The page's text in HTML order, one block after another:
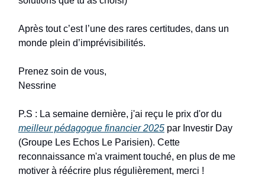
Après tout c’est l’une des rares certitudes, dans un
monde plein d’imprévisibilités.
Prenez soin de vous,
Nessrine
P.S : La semaine dernière, j'ai reçu le prix d'or du
meilleur pédagogue financier 2025 par Investir Day
(Groupe Les Echos Le Parisien). Cette
reconnaissance m'a vraiment touché, en plus de me
motiver à réécrire plus régulièrement, merci !